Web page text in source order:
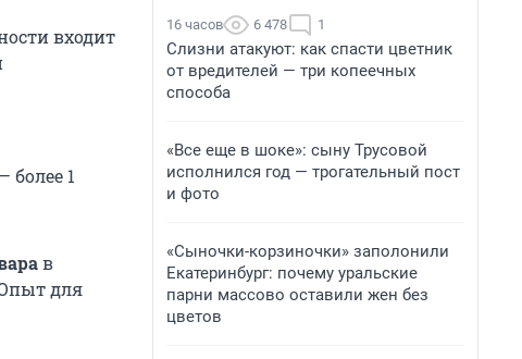
входит
1
в
для
16 часов 6 478 1
Слизни атакуют: как спасти цветник
от вредителей — три копеечных
способа
«Все еще в шоке»: сыну Трусовой
исполнился год — трогательный пост
и фото
«Сыночки-корзиночки» заполонили
Екатеринбург: почему уральские
парни массово оставили жен без
цветов